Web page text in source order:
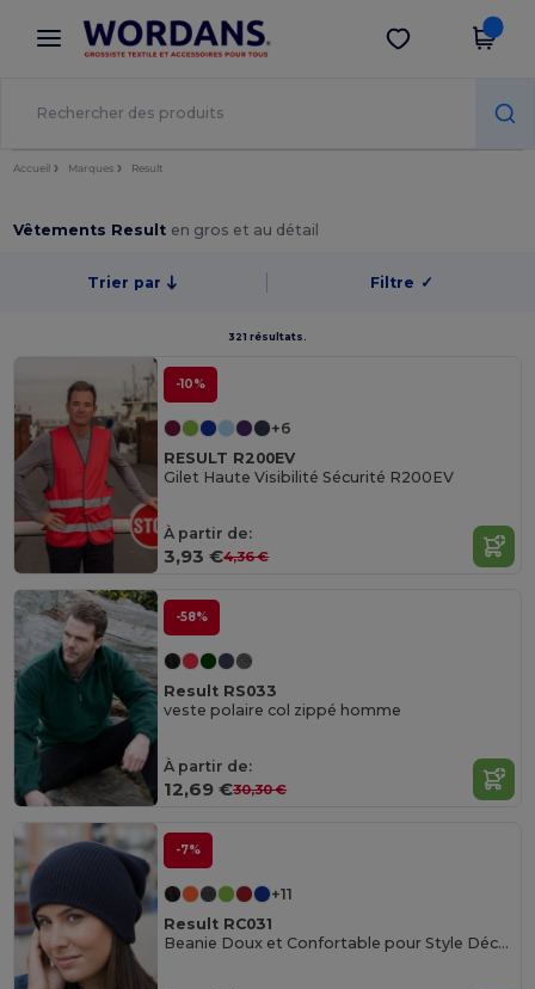
× Appli Wordans
Meilleurs prix sur l’app !
Obtenir l'appli
Accueil Marques Result
Vêtements Result en gros et au détail
Trier par Filtre ✓
321 résultats.
-10%
+6
RESULT R200EV
Gilet Haute Visibilité Sécurité R200EV
À partir de:
3,93 €4,36 €
-58%
Result RS033
veste polaire col zippé homme
À partir de:
12,69 €30,30 €
-7%
+11
Result RC031
Beanie Doux et Confortable pour Style Décontracté